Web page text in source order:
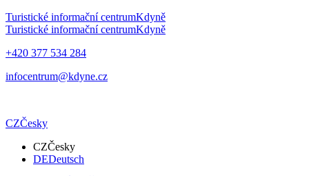
Turistické informační centrumKdyně
Turistické informační centrumKdyně
+420 377 534 284
infocentrum@kdyne.cz
CZČesky
CZČesky
DEDeutsch